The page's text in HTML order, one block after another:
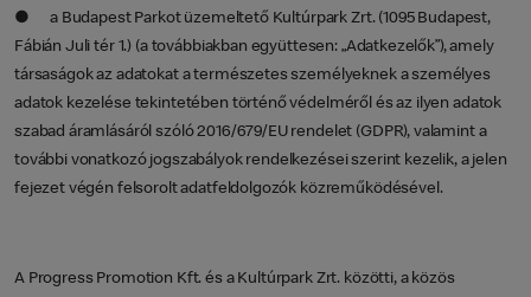
● a Budapest Parkot üzemeltető Kultúrpark Zrt. (1095 Budapest,
Fábián Juli tér 1.) (a továbbiakban együttesen: „Adatkezelők”), amely
társaságok az adatokat a természetes személyeknek a személyes
adatok kezelése tekintetében történő védelméről és az ilyen adatok
szabad áramlásáról szóló 2016/679/EU rendelet (GDPR), valamint a
további vonatkozó jogszabályok rendelkezései szerint kezelik, a jelen
fejezet végén felsorolt adatfeldolgozók közreműködésével.
A Progress Promotion Kft. és a Kultúrpark Zrt. közötti, a közös